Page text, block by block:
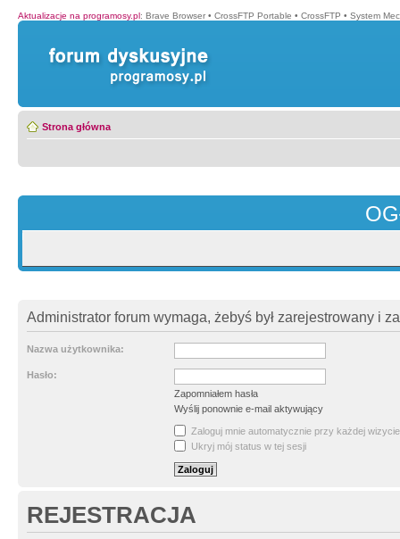
Aktualizacje na programosy.pl: Brave Browser • CrossFTP Portable • CrossFTP • System
Strona główna
Administrator forum wymaga, żebyś był zarejestrowany i
Nazwa użytkownika:
Hasło:
Zapomniałem hasła
Wyślij ponownie e-mail aktywujący
Zaloguj mnie automatycznie przy każdej wizycie
Ukryj mój status w tej sesji
REJESTRACJA